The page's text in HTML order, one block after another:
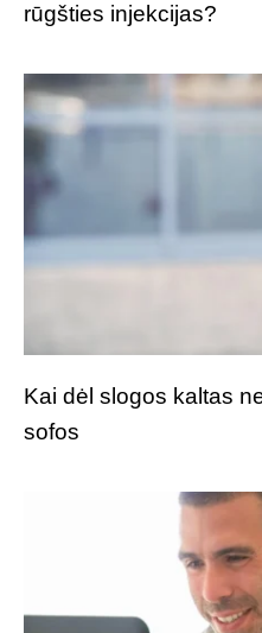
rūgšties injekcijas?
Kai dėl slogos kaltas
sofos